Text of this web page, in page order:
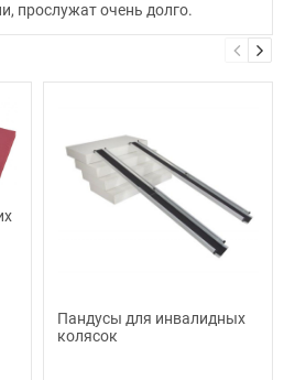
прослужат очень долго.
Пандусы для инвалидных
колясок